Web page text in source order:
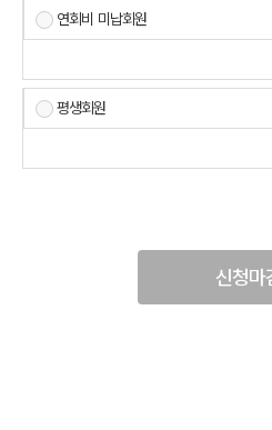
연회비 미납회원
평생회원
신청마